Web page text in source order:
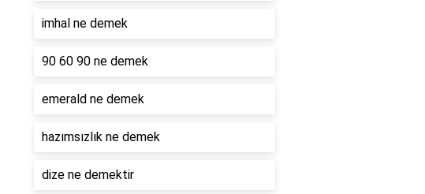
imhal ne demek
90 60 90 ne demek
emerald ne demek
hazımsızlık ne demek
dize ne demektir